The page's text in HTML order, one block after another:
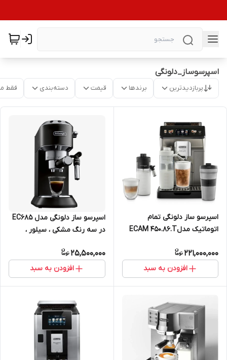
اسپرسوساز_دلونگی
پربازدیدترین برندها قیمت دسته‌بندی فقط
اسپرسو ساز دلونگی تمام
اتوماتیک مدلECAM 450.86.T
221,000,000
افزودن به سبد
اسپرسو ساز دلونگی مدل EC685
در سه رنگ مشکی ، سیلور ،
25,500,000
افزودن به سبد